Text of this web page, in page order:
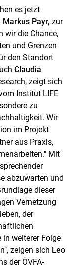
es jetzt
Markus Payr, zur
wir die Chance,
und Grenzen
den Standort
Claudia
zeigt sich
Institut LIFE
zu
Wir
im Projekt
aus Praxis,
Mit
abzuwarten und
dieser
Vernetzung
der
in weiterer Folge
zeigen sich Leo
der ÖVFA-